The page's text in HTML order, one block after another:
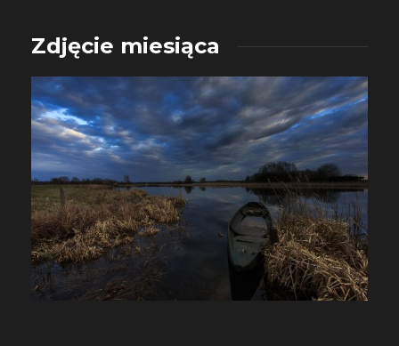
Zdjęcie miesiąca